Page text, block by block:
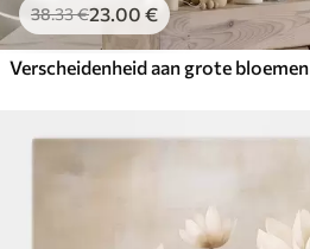
38.33€23.00 €
Verscheidenheid aan grote bloemen